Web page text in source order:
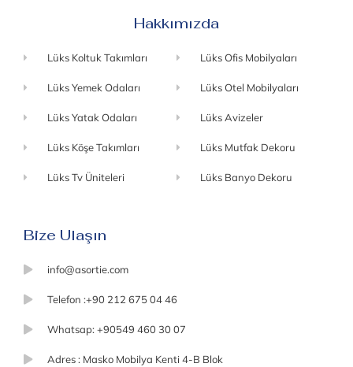
Hakkımızda
Lüks Koltuk Takımları
Lüks Yemek Odaları
Lüks Yatak Odaları
Lüks Köşe Takımları
Lüks Tv Üniteleri
Lüks Ofis Mobilyaları
Lüks Otel Mobilyaları
Lüks Avizeler
Lüks Mutfak Dekoru
Lüks Banyo Dekoru
Bize Ulaşın
info@asortie.com
Telefon :+90 212 675 04 46
Whatsap: +90549 460 30 07
Adres : Masko Mobilya Kenti 4-B Blok